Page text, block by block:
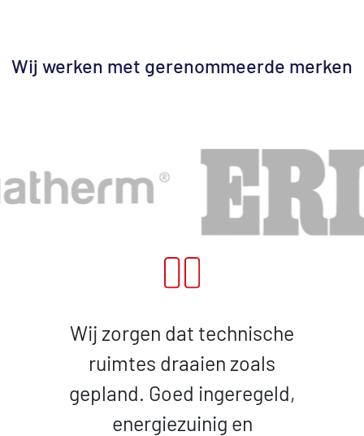
Wij werken met gerenommeerde merken
Wij zorgen dat technische
ruimtes draaien zoals
gepland. Goed ingeregeld,
energiezuinig en